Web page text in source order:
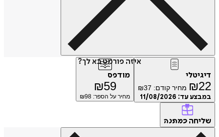
איזה פורמט בא לך?
דיגיטלי
₪22 מחיר קודם: ₪37
במבצע עד: 11/08/2026
מודפס
₪59
מחיר על הספר: ₪ 98
שליחה כמתנה